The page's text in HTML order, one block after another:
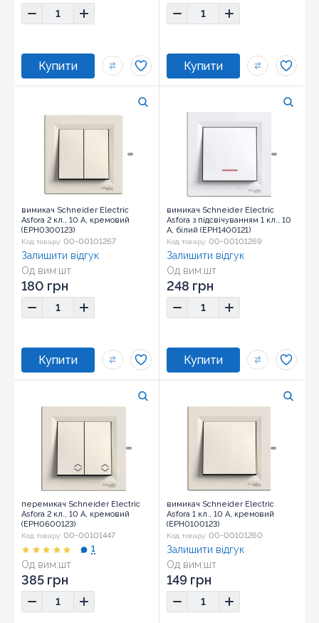
вимикач Schneider Electric
Asfora 2 кл., 10 А, кремовий
(EPH0300123)
Код товару: 00-00101267
Од вим:шт
Розмір:83х83х42
Залишити відгук
180 грн
вимикач Schneider Electric
Asfora з підсвічуванням 1 кл., 10
А, білий (EPH1400121)
Код товару: 00-00101269
Од вим:шт
Розмір:83х83х42
Залишити відгук
248 грн
перемикач Schneider Electric
Asfora 2 кл., 10 А, кремовий
(EPH0600123)
Код товару: 00-00101447
Од вим:шт
Розмір:83х83х42
1
385 грн
вимикач Schneider Electric
Asfora 1 кл., 10 А, кремовий
(EPH0100123)
Код товару: 00-00101260
Од вим:шт
Розмір:83х83х42
Залишити відгук
149 грн